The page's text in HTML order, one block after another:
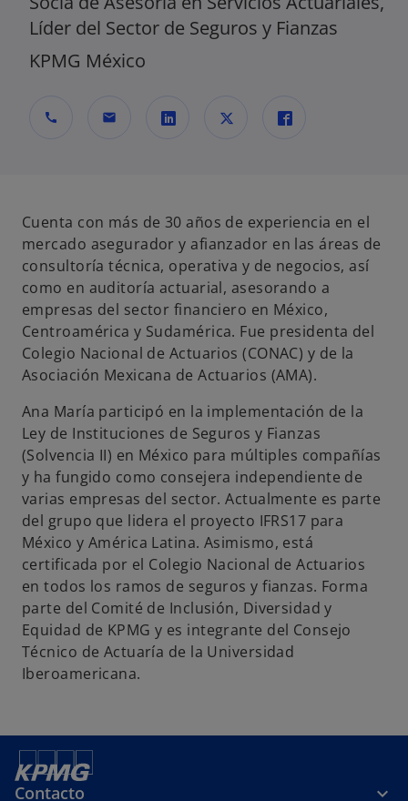
Líder del Sector de Seguros y Fianzas
KPMG México
call mail
b
r
e
e
n
u
n
a
e
s
t
a
ñ
a
n
u
e
v
a
b
r
e
e
n
u
n
a
e
s
t
a
ñ
a
n
u
e
v
a
b
r
e
e
n
u
n
a
e
s
t
a
ñ
a
n
u
e
v
a
Cuenta con más de 30 años de experiencia en el
mercado asegurador y afianzador en las áreas de
consultoría técnica, operativa y de negocios, así
como en auditoría actuarial, asesorando a
empresas del sector financiero en México,
Centroamérica y Sudamérica. Fue presidenta del
Colegio Nacional de Actuarios (CONAC) y de la
Asociación Mexicana de Actuarios (AMA).
Ana María participó en la implementación de la
Ley de Instituciones de Seguros y Fianzas
(Solvencia II) en México para múltiples compañías
y ha fungido como consejera independiente de
varias empresas del sector. Actualmente es parte
del grupo que lidera el proyecto IFRS17 para
México y América Latina. Asimismo, está
certificada por el Colegio Nacional de Actuarios
en todos los ramos de seguros y fianzas. Forma
parte del Comité de Inclusión, Diversidad y
Equidad de KPMG y es integrante del Consejo
Técnico de Actuaría de la Universidad
Iberoamericana.
Contacto